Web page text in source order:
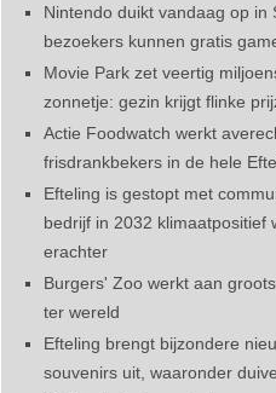
Nintendo duikt vandaag op in
bezoekers kunnen gratis
Movie Park zet veertig
zonnetje: gezin krijgt flinke
Actie Foodwatch werkt
frisdrankbekers in de hele
Efteling is gestopt met
bedrijf in 2032 klimaatpositief
erachter
Burgers' Zoo werkt aan
ter wereld
Efteling brengt bijzondere
souvenirs uit, waaronder